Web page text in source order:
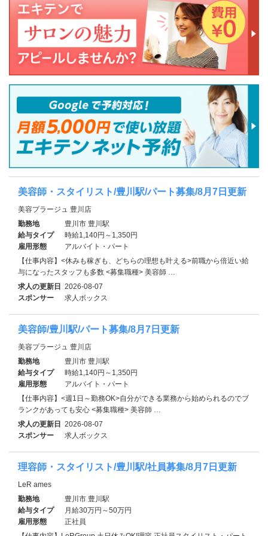
美容師・スタイリスト/豊川駅/パート募集/8月7日更新
美容プラージュ 豊川店
勤務地
豊川市 豊川駅
給与タイプ
時給1,140円～1,350円
雇用形態
アルバイト・パート
【仕事内容】<休みも稼ぎも、どちらの理想も叶える>前職から倍近い給
与になったスタッフも多数 <募集職種> 美容師 …
求人の更新日 2026-08-07
スポンサー
求人ボックス
美容師/豊川駅/パート募集/8月7日更新
美容プラージュ 豊川店
勤務地
豊川市 豊川駅
給与タイプ
時給1,140円～1,350円
雇用形態
アルバイト・パート
【仕事内容】<週1日～勤務OK>自分ができる業務から始められるのでブ
ランクがあっても安心 <募集職種> 美容師 …
求人の更新日 2026-08-07
スポンサー
求人ボックス
理容師・スタイリスト/豊川駅/社員募集/8月7日更新
LeR ames
勤務地
豊川市 豊川駅
給与タイプ
月給30万円～50万円
雇用形態
正社員